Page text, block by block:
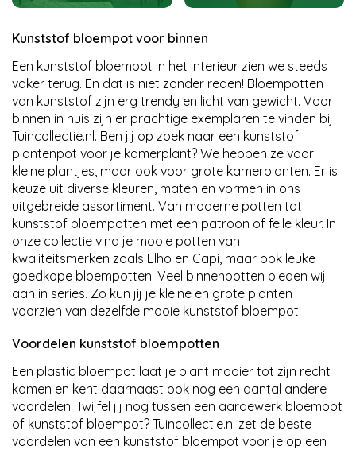
Kunststof bloempot voor binnen
Een kunststof bloempot in het interieur zien we steeds
vaker terug. En dat is niet zonder reden! Bloempotten
van kunststof zijn erg trendy en licht van gewicht. Voor
binnen in huis zijn er prachtige exemplaren te vinden bij
Tuincollectie.nl. Ben jij op zoek naar een kunststof
plantenpot voor je kamerplant? We hebben ze voor
kleine plantjes, maar ook voor grote kamerplanten. Er is
keuze uit diverse kleuren, maten en vormen in ons
uitgebreide assortiment. Van moderne potten tot
kunststof bloempotten met een patroon of felle kleur. In
onze collectie vind je mooie potten van
kwaliteitsmerken zoals Elho en Capi, maar ook leuke
goedkope bloempotten. Veel binnenpotten bieden wij
aan in series. Zo kun jij je kleine en grote planten
voorzien van dezelfde mooie kunststof bloempot.
Voordelen kunststof bloempotten
Een plastic bloempot laat je plant mooier tot zijn recht
komen en kent daarnaast ook nog een aantal andere
voordelen. Twijfel jij nog tussen een aardewerk bloempot
of kunststof bloempot? Tuincollectie.nl zet de beste
voordelen van een kunststof bloempot voor je op een